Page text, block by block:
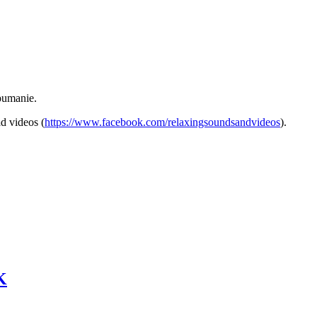
videos (https://www.facebook.com/relaxingsoundsandvideos).